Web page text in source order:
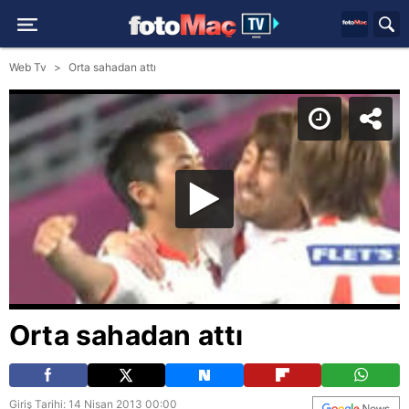
Web Tv Orta sahadan attı
Orta sahadan attı
Giriş Tarihi: 14 Nisan 2013 00:00